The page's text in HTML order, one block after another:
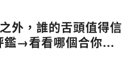
外，誰的舌頭值得信
鑑→看看哪個合你的